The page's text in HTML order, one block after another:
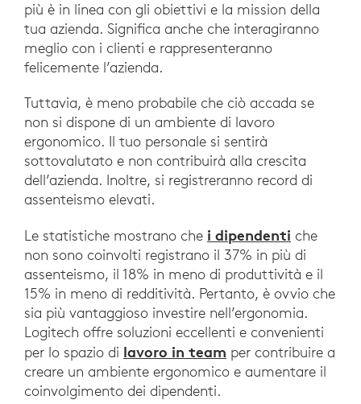
più è in linea con gli obiettivi e la mission della
tua azienda. Significa anche che interagiranno
meglio con i clienti e rappresenteranno
felicemente l’azienda.
Tuttavia, è meno probabile che ciò accada se
non si dispone di un ambiente di lavoro
ergonomico. Il tuo personale si sentirà
sottovalutato e non contribuirà alla crescita
dell’azienda. Inoltre, si registreranno record di
assenteismo elevati.
Le statistiche mostrano che i dipendenti che
non sono coinvolti registrano il 37% in più di
assenteismo, il 18% in meno di produttività e il
15% in meno di redditività. Pertanto, è ovvio che
sia più vantaggioso investire nell’ergonomia.
Logitech offre soluzioni eccellenti e convenienti
per lo spazio di lavoro in team per contribuire a
creare un ambiente ergonomico e aumentare il
coinvolgimento dei dipendenti.